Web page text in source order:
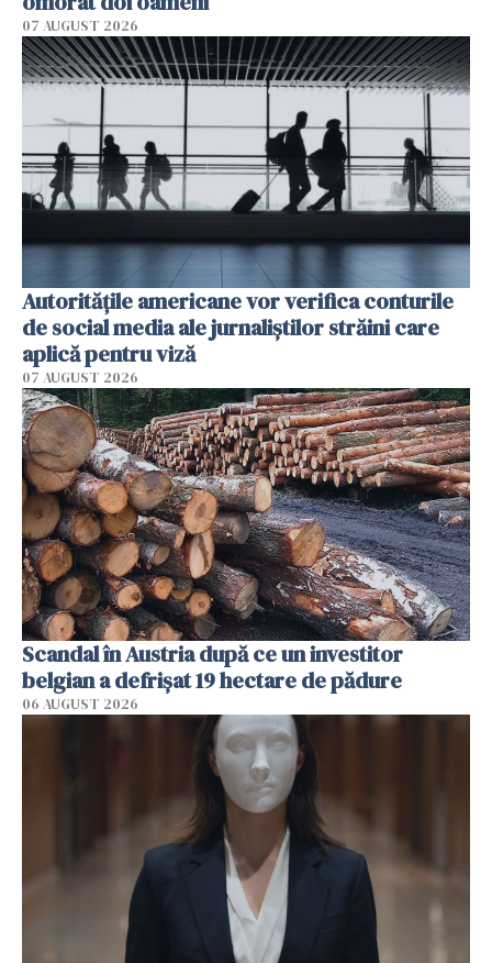
07 AUGUST 2026
Autorităţile americane vor verifica conturile
de social media ale jurnaliştilor străini care
aplică pentru viză
07 AUGUST 2026
Scandal în Austria după ce un investitor
belgian a defrișat 19 hectare de pădure
06 AUGUST 2026